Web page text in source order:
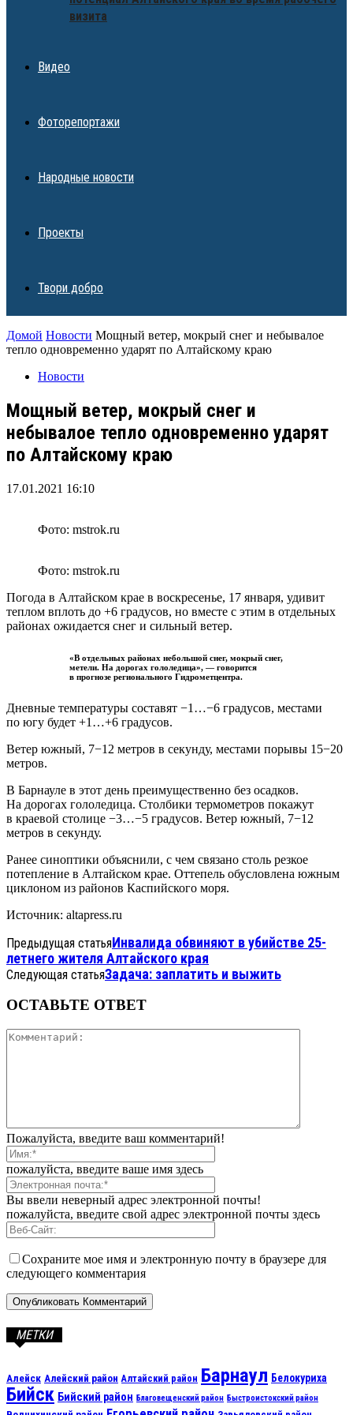
визита
Видео
Фоторепортажи
Народные новости
Проекты
Твори добро
Домой Новости Мощный ветер, мокрый снег и небывалое
тепло одновременно ударят по Алтайскому краю
Новости
Мощный ветер, мокрый снег и
небывалое тепло одновременно ударят
по Алтайскому краю
17.01.2021 16:10
Фото: mstrok.ru
Фото: mstrok.ru
Погода в Алтайском крае в воскресенье, 17 января, удивит
теплом вплоть до +6 градусов, но вместе с этим в отдельных
районах ожидается снег и сильный ветер.
«В отдельных районах небольшой снег, мокрый снег,
метели. На дорогах гололедица», — говорится
в прогнозе регионального Гидрометцентра.
Дневные температуры составят −1…−6 градусов, местами
по югу будет +1…+6 градусов.
Ветер южный, 7−12 метров в секунду, местами порывы 15−20
метров.
В Барнауле в этот день преимущественно без осадков.
На дорогах гололедица. Столбики термометров покажут
в краевой столице −3…−5 градусов. Ветер южный, 7−12
метров в секунду.
Ранее синоптики объяснили, с чем связано столь резкое
потепление в Алтайском крае. Оттепель обусловлена южным
циклоном из районов Каспийского моря.
Источник: altapress.ru
Предыдущая статьяИнвалида обвиняют в убийстве 25-
летнего жителя Алтайского края
Следующая статьяЗадача: заплатить и выжить
ОСТАВЬТЕ ОТВЕТ
Пожалуйста, введите ваш комментарий!
пожалуйста, введите ваше имя здесь
Вы ввели неверный адрес электронной почты!
пожалуйста, введите свой адрес электронной почты здесь
Сохраните мое имя и электронную почту в браузере для
следующего комментария
МЕТКИ
Алейск Алейский район Алтайский район Барнаул Белокуриха
Бийск Бийский район Благовещенский район Быстроистокский район